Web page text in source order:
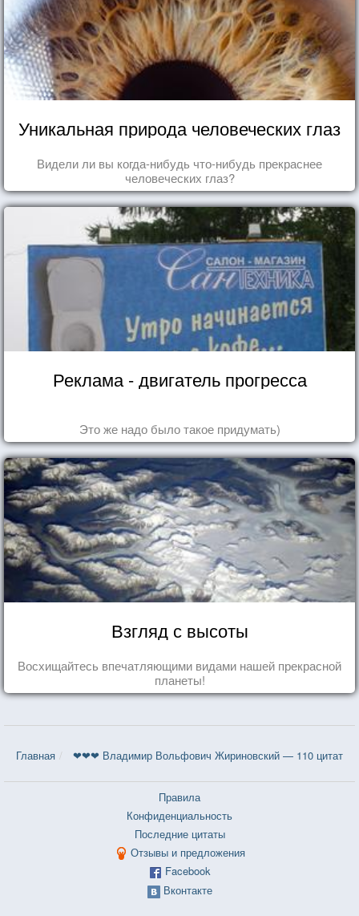
Уникальная природа человеческих глаз
Видели ли вы когда-нибудь что-нибудь прекраснее
человеческих глаз?
Реклама - двигатель прогресса
Это же надо было такое придумать)
Взгляд с высоты
Восхищайтесь впечатляющими видами нашей прекрасной
планеты!
Главная ❤❤❤ Владимир Вольфович Жириновский — 110 цитат
Правила
Конфиденциальность
Последние цитаты
Отзывы и предложения
Facebook
Вконтакте